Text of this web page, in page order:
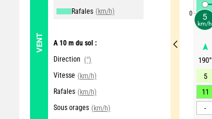
VENT
Rafales (km/h)
A 10 m du sol :
Direction (°)
Vitesse (km/h)
Rafales (km/h)
Sous orages (km/h)
0
190°
5
11
-
5
km/h